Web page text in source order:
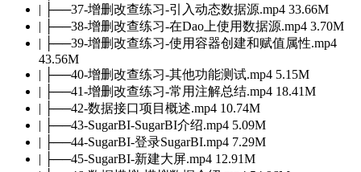
| ├──37-增删改查练习-引入动态数据源.mp4 33.66M
| ├──38-增删改查练习-在Dao上使用数据源.mp4 3.70M
| ├──39-增删改查练习-使用容器创建和赋值属性.mp4
43.56M
| ├──40-增删改查练习-其他功能测试.mp4 5.15M
| ├──41-增删改查练习-常用注解总结.mp4 18.41M
| ├──42-数据接口项目概述.mp4 10.74M
| ├──43-SugarBI-SugarBI介绍.mp4 5.09M
| ├──44-SugarBI-登录SugarBI.mp4 7.29M
| ├──45-SugarBI-新建大屏.mp4 12.91M